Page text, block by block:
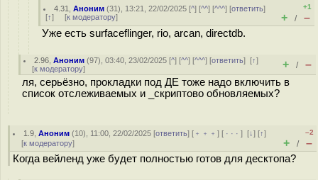
4.31 ,Аноним (31), 13:21, 22/02/2025 [^] [^^] [^^^] [ответить]
[↑] [к модератору]
+1
+ / –
Уже есть surfaceflinger, rio, arcan, directdb.
2.96 ,Аноним (97), 03:40, 23/02/2025 [^] [^^] [^^^] [ответить][↑]
[к модератору] + / –
ля, серьёзно, прокладки под ДЕ тоже надо включить в
список отслеживаемых и _скриптово обновляемых?
1.9 ,Аноним (10), 11:00, 22/02/2025 [ответить] [ ﹢﹢﹢] [ · · ·][↓] [↑]
[к модератору]
–2
+ / –
Когда вейленд уже будет полностью готов для десктопа?